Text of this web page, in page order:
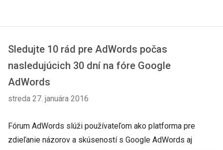
Sledujte 10 rád pre AdWords počas
nasledujúcich 30 dní na fóre Google
AdWords
streda 27. januára 2016
Fórum AdWords slúži používateľom ako platforma pre
zdieľanie názorov a skúseností s Google AdWords aj